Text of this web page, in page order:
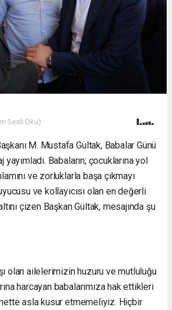
Sesli Oku)
M. Mustafa Gültak, Babalar Günü
yayımladı. Babaların; çocuklarına yol
ve zorluklarla başa çıkmayı
ve kollayıcısı olan en değerli
çizen Başkan Gültak, mesajında şu
olan ailelerimizin huzuru ve mutluluğu
harcayan babalarımıza hak ettikleri
asla kusur etmemeliyiz. Hiçbir